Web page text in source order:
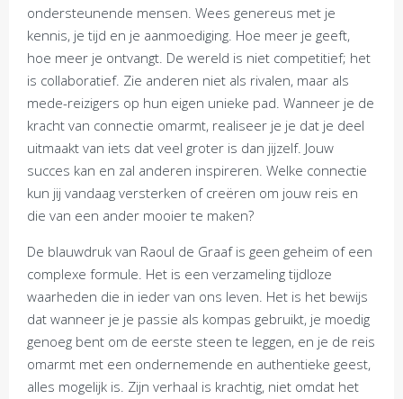
ondersteunende mensen. Wees genereus met je
kennis, je tijd en je aanmoediging. Hoe meer je geeft,
hoe meer je ontvangt. De wereld is niet competitief; het
is collaboratief. Zie anderen niet als rivalen, maar als
mede-reizigers op hun eigen unieke pad. Wanneer je de
kracht van connectie omarmt, realiseer je je dat je deel
uitmaakt van iets dat veel groter is dan jijzelf. Jouw
succes kan en zal anderen inspireren. Welke connectie
kun jij vandaag versterken of creëren om jouw reis en
die van een ander mooier te maken?
De blauwdruk van Raoul de Graaf is geen geheim of een
complexe formule. Het is een verzameling tijdloze
waarheden die in ieder van ons leven. Het is het bewijs
dat wanneer je je passie als kompas gebruikt, je moedig
genoeg bent om de eerste steen te leggen, en je de reis
omarmt met een ondernemende en authentieke geest,
alles mogelijk is. Zijn verhaal is krachtig, niet omdat het